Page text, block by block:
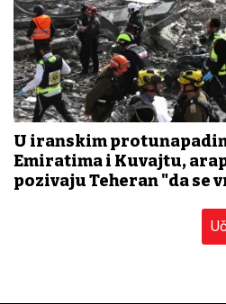
U iranskim
Emiratima i Kuvajtu,
pozivaju Teheran "da se